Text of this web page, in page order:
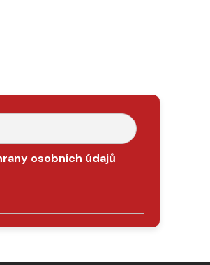
osobních údajů